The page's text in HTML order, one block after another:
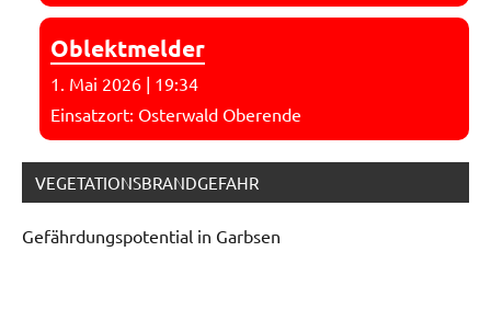
Oblektmelder
1. Mai 2026 | 19:34
Einsatzort: Osterwald Oberende
VEGETATIONSBRANDGEFAHR
Gefährdungspotential in Garbsen